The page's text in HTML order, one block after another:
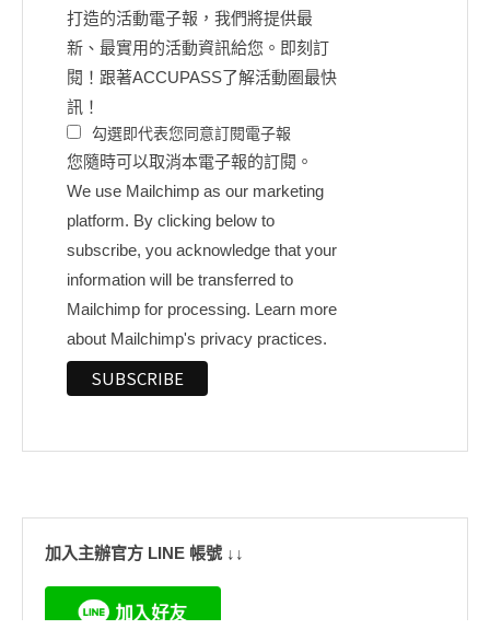
打造的活動電子報，我們將提供最
新、最實用的活動資訊給您。即刻訂
閱！跟著ACCUPASS了解活動圈最快
訊！
勾選即代表您同意訂閱電子報
您隨時可以取消本電子報的訂閱。
We use Mailchimp as our marketing
platform. By clicking below to
subscribe, you acknowledge that your
information will be transferred to
Mailchimp for processing. Learn more
about Mailchimp's privacy practices.
加入主辦官方 LINE 帳號 ↓↓